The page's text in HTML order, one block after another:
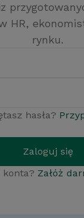
HR,
rynku.
hasła?
Zaloguj się
konta? Załóż